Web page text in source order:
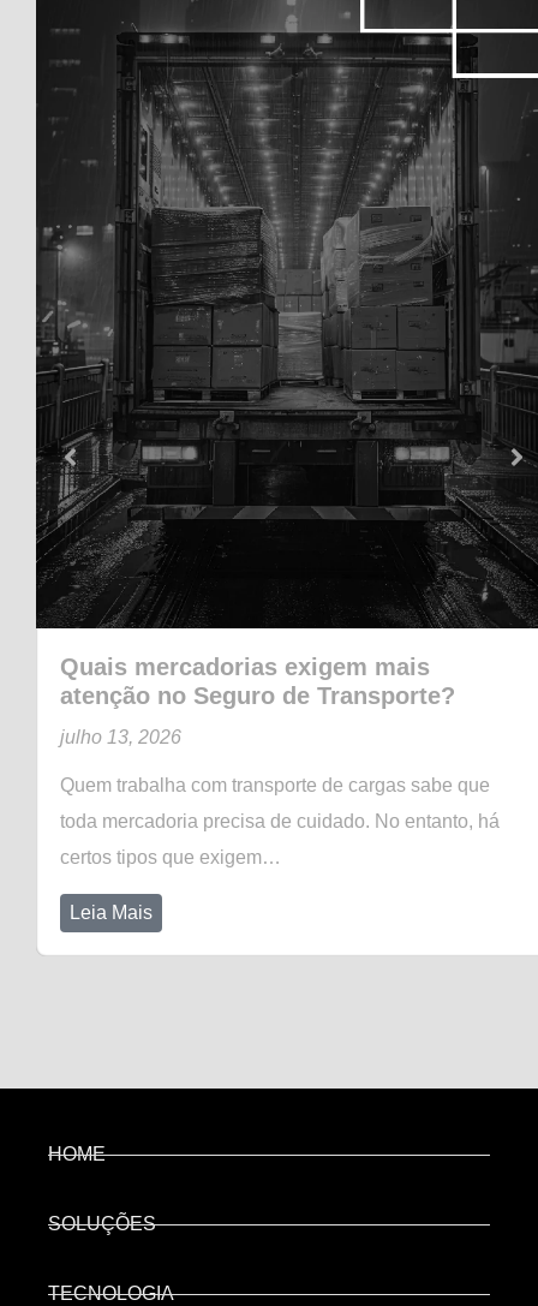
Quais mercadorias exigem mais
atenção no Seguro de Transporte?
julho 13, 2026
Quem trabalha com transporte de cargas sabe que
toda mercadoria precisa de cuidado. No entanto, há
certos tipos que exigem…
Leia Mais
HOME
SOLUÇÕES
TECNOLOGIA